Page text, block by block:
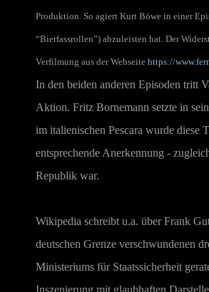
Produktion. So agiert Kurt Böwe in einer
“Bierfassrollen”) abzuleisten hat. Der
Verfilmung aus der Webseite https://
In den beiden anderen Episoden tritt
Aktion. Fritz Bornemann setzte in
im italienischen Pescara wurde diese
entsprechende Anerkennung -
Republik war.
Wikipedia schreibt u.a. über Frank
deutschen Grenze verschwundenen
Ministeriums für Staatssicherheit
Inszenierung mit glaubhaften